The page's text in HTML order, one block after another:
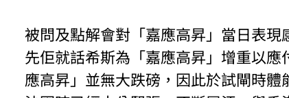
被問及點解會對「嘉應高昇」當日表
先佢就話希斯為「嘉應高昇」增重以
應高昇」並無大跌磅，因此於試閘時